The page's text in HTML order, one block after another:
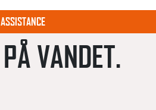
ASSISTANCE
VANDET.